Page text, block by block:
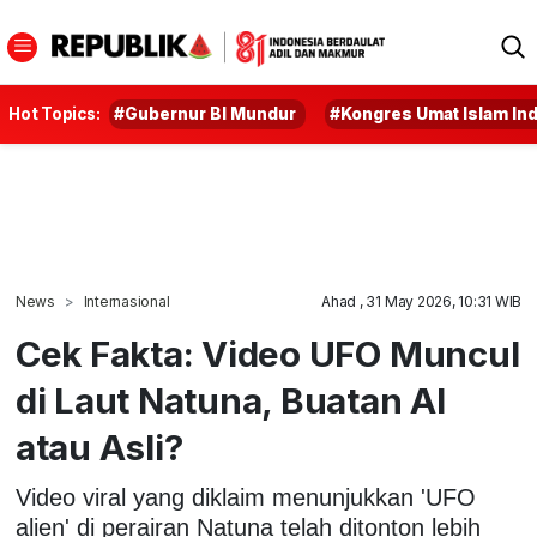
Hot Topics: #Gubernur BI Mundur #Kongres Umat Islam
News Internasional Ahad , 31 May 2026, 10:31 WIB
Cek Fakta: Video UFO Muncul
di Laut Natuna, Buatan AI
atau Asli?
Video viral yang diklaim menunjukkan 'UFO
alien' di perairan Natuna telah ditonton lebih